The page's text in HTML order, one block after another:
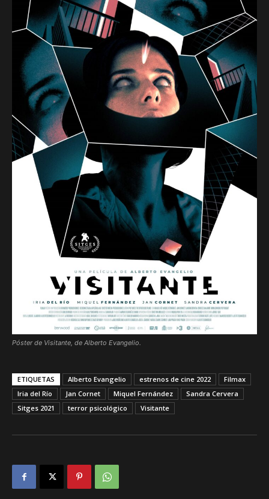
Póster de Visitante, de Alberto Evangelio.
ETIQUETAS Alberto Evangelio estrenos de cine 2022
Filmax
Iria del Río
Jan Cornet Miquel Fernández
Sandra Cervera
Sitges 2021
terror psicológico Visitante